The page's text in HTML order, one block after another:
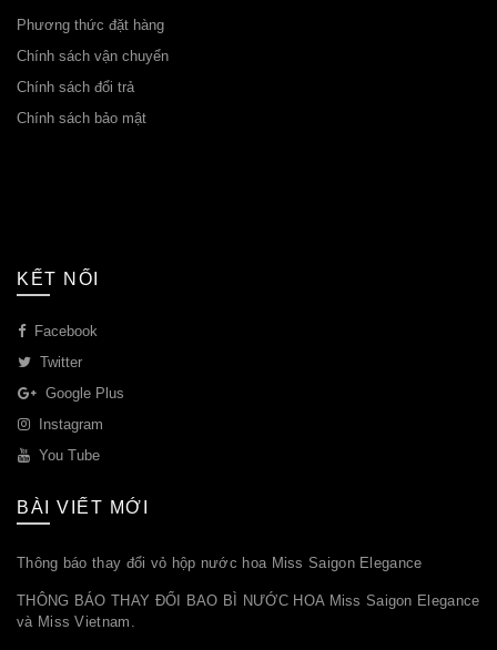
Phương thức đặt hàng
Chính sách vận chuyển
Chính sách đổi trả
Chính sách bảo mật
KẾT NỐI
Facebook
Twitter
Google Plus
Instagram
You Tube
BÀI VIẾT MỚI
Thông báo thay đổi vỏ hộp nước hoa Miss Saigon Elegance
THÔNG BÁO THAY ĐỔI BAO BÌ NƯỚC HOA Miss Saigon Elegance
và Miss Vietnam.